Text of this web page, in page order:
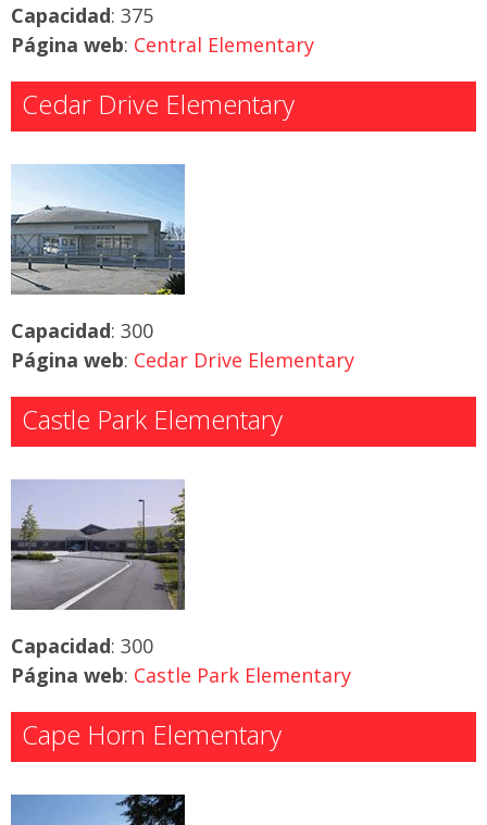
Capacidad: 375
Página web: Central Elementary
Cedar Drive Elementary
Capacidad: 300
Página web: Cedar Drive Elementary
Castle Park Elementary
Capacidad: 300
Página web: Castle Park Elementary
Cape Horn Elementary